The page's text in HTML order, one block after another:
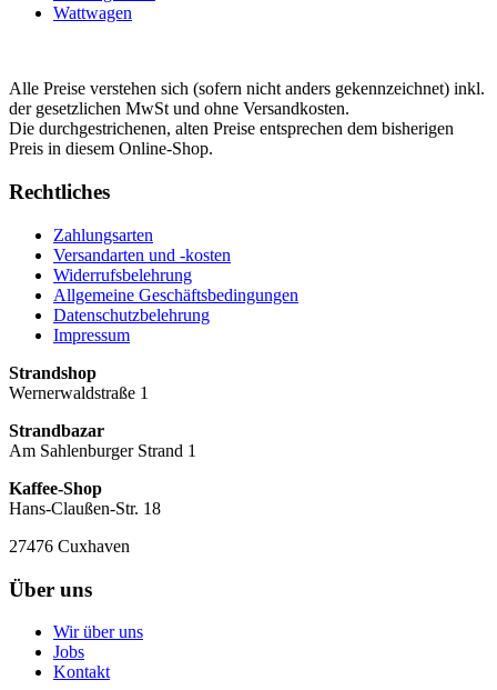
Wattwagen
Alle Preise verstehen sich (sofern nicht anders gekennzeichnet) inkl.
der gesetzlichen MwSt und ohne Versandkosten.
Die durchgestrichenen, alten Preise entsprechen dem bisherigen
Preis in diesem Online-Shop.
Rechtliches
Zahlungsarten
Versandarten und -kosten
Widerrufsbelehrung
Allgemeine Geschäftsbedingungen
Datenschutzbelehrung
Impressum
Strandshop
Wernerwaldstraße 1
Strandbazar
Am Sahlenburger Strand 1
Kaffee-Shop
Hans-Claußen-Str. 18
27476 Cuxhaven
Über uns
Wir über uns
Jobs
Kontakt